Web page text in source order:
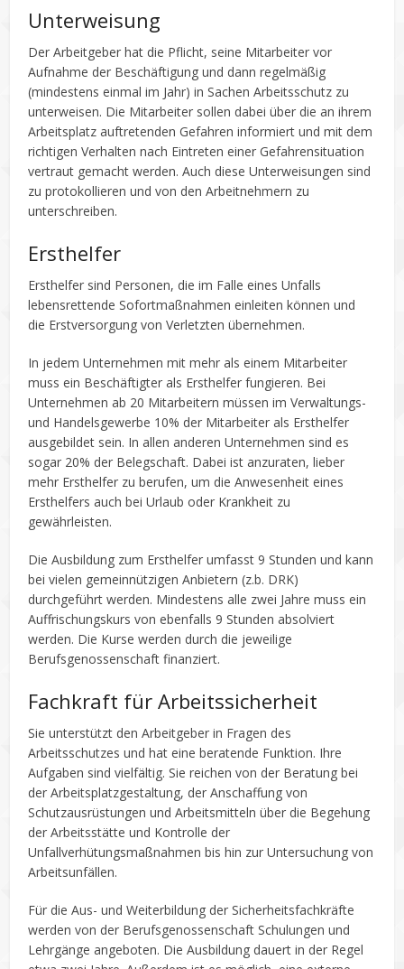
Unterweisung
Der Arbeitgeber hat die Pflicht, seine Mitarbeiter vor
Aufnahme der Beschäftigung und dann regelmäßig
(mindestens einmal im Jahr) in Sachen Arbeitsschutz zu
unterweisen. Die Mitarbeiter sollen dabei über die an ihrem
Arbeitsplatz auftretenden Gefahren informiert und mit dem
richtigen Verhalten nach Eintreten einer Gefahrensituation
vertraut gemacht werden. Auch diese Unterweisungen sind
zu protokollieren und von den Arbeitnehmern zu
unterschreiben.
Ersthelfer
Ersthelfer sind Personen, die im Falle eines Unfalls
lebensrettende Sofortmaßnahmen einleiten können und
die Erstversorgung von Verletzten übernehmen.
In jedem Unternehmen mit mehr als einem Mitarbeiter
muss ein Beschäftigter als Ersthelfer fungieren. Bei
Unternehmen ab 20 Mitarbeitern müssen im Verwaltungs-
und Handelsgewerbe 10% der Mitarbeiter als Ersthelfer
ausgebildet sein. In allen anderen Unternehmen sind es
sogar 20% der Belegschaft. Dabei ist anzuraten, lieber
mehr Ersthelfer zu berufen, um die Anwesenheit eines
Ersthelfers auch bei Urlaub oder Krankheit zu
gewährleisten.
Die Ausbildung zum Ersthelfer umfasst 9 Stunden und kann
bei vielen gemeinnützigen Anbietern (z.b. DRK)
durchgeführt werden. Mindestens alle zwei Jahre muss ein
Auffrischungskurs von ebenfalls 9 Stunden absolviert
werden. Die Kurse werden durch die jeweilige
Berufsgenossenschaft finanziert.
Fachkraft für Arbeitssicherheit
Sie unterstützt den Arbeitgeber in Fragen des
Arbeitsschutzes und hat eine beratende Funktion. Ihre
Aufgaben sind vielfältig. Sie reichen von der Beratung bei
der Arbeitsplatzgestaltung, der Anschaffung von
Schutzausrüstungen und Arbeitsmitteln über die Begehung
der Arbeitsstätte und Kontrolle der
Unfallverhütungsmaßnahmen bis hin zur Untersuchung von
Arbeitsunfällen.
Für die Aus- und Weiterbildung der Sicherheitsfachkräfte
werden von der Berufsgenossenschaft Schulungen und
Lehrgänge angeboten. Die Ausbildung dauert in der Regel